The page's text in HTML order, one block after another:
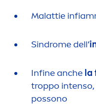
Malattie
Sindrome dell’
Infine anche la
troppo intenso,
possono